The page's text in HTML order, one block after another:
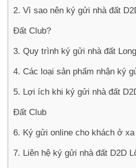
2. Vì sao nên ký gửi nhà đất
Đất Club?
3. Quy trình ký gửi nhà đất
4. Các loại sản phẩm nhận ký
5. Lợi ích khi ký gửi nhà đất
Đất Club
6. Ký gửi online cho khách ở xa
7. Liên hệ ký gửi nhà đất D2D